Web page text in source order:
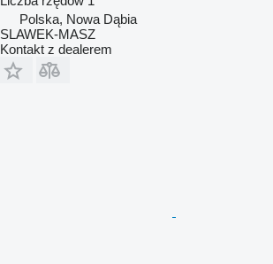
Polska, Nowa Dąbia
SLAWEK-MASZ
Kontakt z dealerem